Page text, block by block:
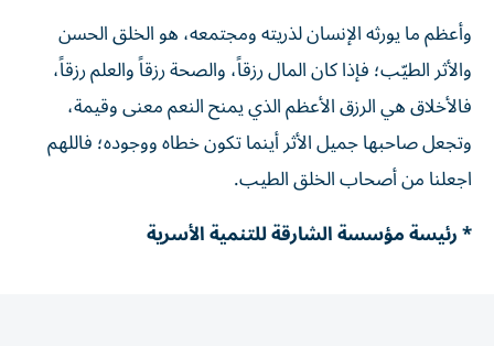
وأعظم ما يورثه الإنسان لذريته ومجتمعه، هو الخلق الحسن
والأثر الطيّب؛ فإذا كان المال رزقاً، والصحة رزقاً والعلم رزقاً،
فالأخلاق هي الرزق الأعظم الذي يمنح النعم معنى وقيمة،
وتجعل صاحبها جميل الأثر أينما تكون خطاه ووجوده؛ فاللهم
اجعلنا من أصحاب الخلق الطيب.
* رئيسة مؤسسة الشارقة للتنمية الأسرية